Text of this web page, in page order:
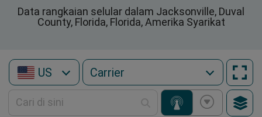
Data rangkaian selular dalam Jacksonville, Duval
County, Florida, Florida, Amerika Syarikat
US